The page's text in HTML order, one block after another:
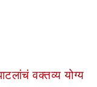
वक्तव्य योग्य